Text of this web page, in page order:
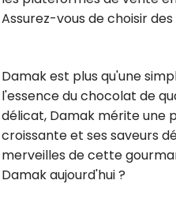
Assurez-vous de choisir
Damak est plus qu'une
l'essence du chocolat de
délicat, Damak mérite une
croissante et ses saveurs
merveilles de cette
Damak aujourd'hui ?